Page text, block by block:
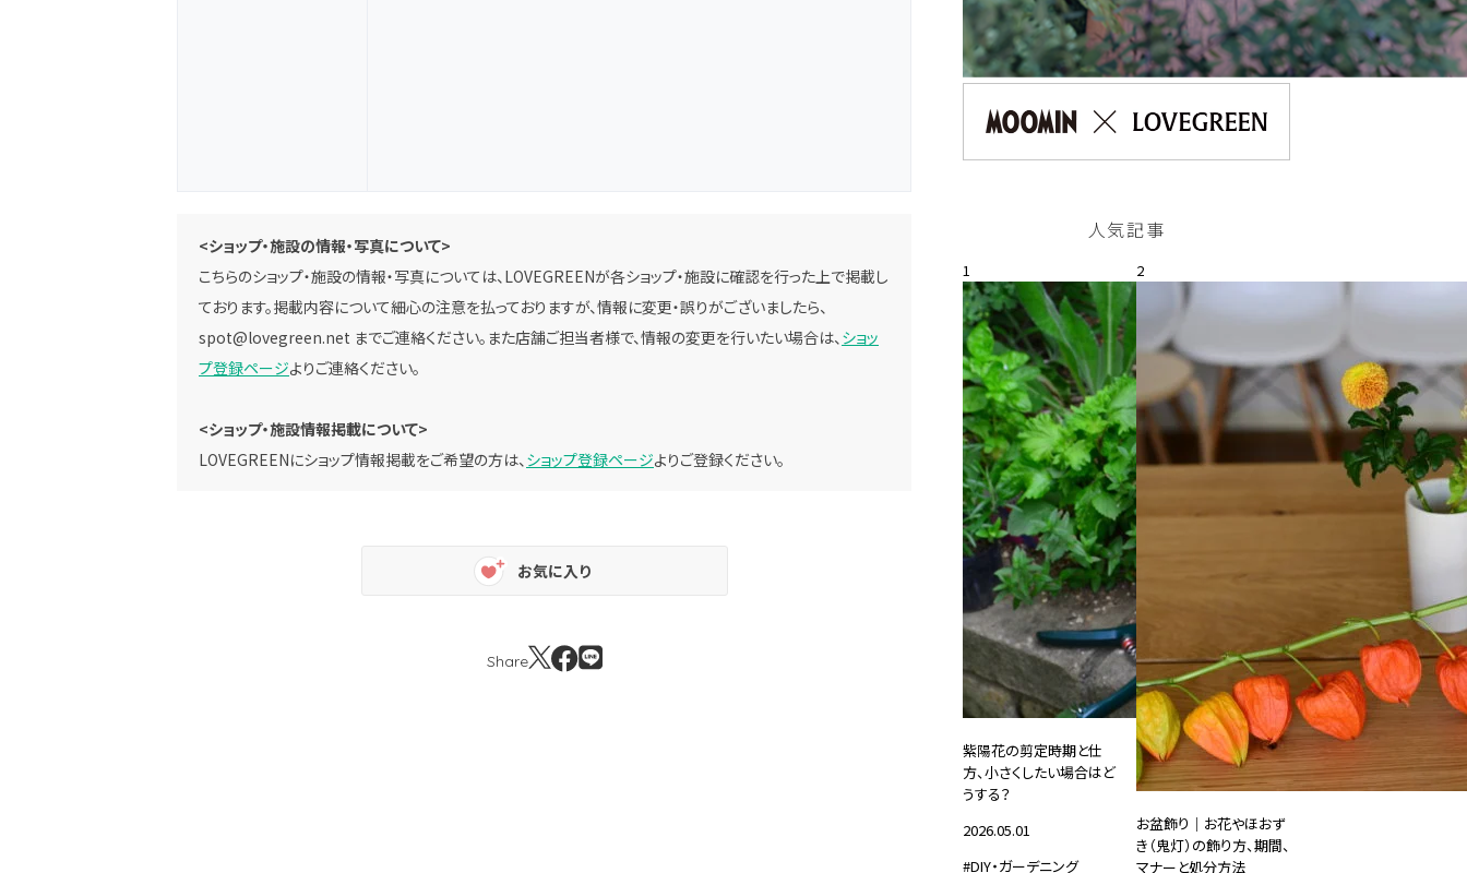
<ショップ・施設の情報・写真について>
こちらのショップ・施設の情報・写真については、LOVEGREENが各ショップ・施設に確認を行った上で掲載し
ております。掲載内容について細心の注意を払っておりますが、情報に変更・誤りがございましたら、
spot@lovegreen.net までご連絡ください。また店舗ご担当者様で、情報の変更を行いたい場合は、ショッ
プ登録ページよりご連絡ください。
<ショップ・施設情報掲載について>
LOVEGREENにショップ情報掲載をご希望の方は、ショップ登録ページよりご登録ください。
お気に入り
Share
人気記事
1
紫陽花の剪定時期と仕
方、小さくしたい場合はど
うする？
2026.05.01
#DIY・ガーデニング
2
お盆飾り｜お花やほおず
き（鬼灯）の飾り方、期間、
マナーと処分方法